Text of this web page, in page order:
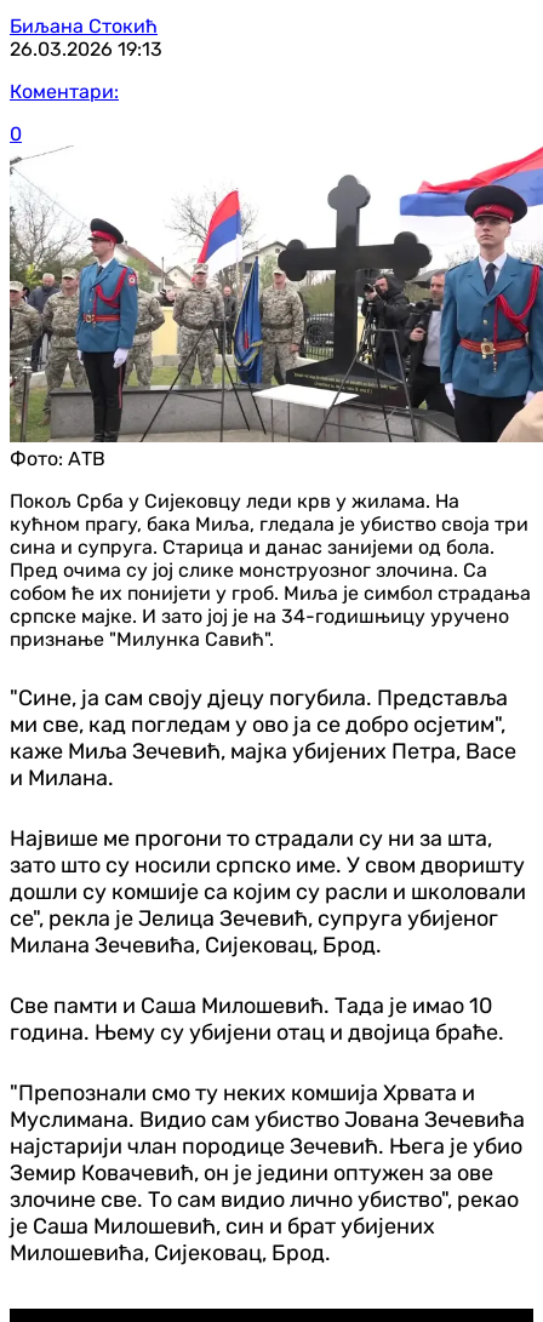
Биљана Стокић
26.03.2026 19:13
Коментари:
0
Фото: АТВ
Покољ Срба у Сијековцу леди крв у жилама. На
кућном прагу, бака Миља, гледала је убиство своја три
сина и супруга. Старица и данас занијеми од бола.
Пред очима су јој слике монструозног злочина. Са
собом ће их понијети у гроб. Миља је симбол страдања
српске мајке. И зато јој је на 34-годишњицу уручено
признање "Милунка Савић".
"Сине, ја сам своју дјецу погубила. Представља
ми све, кад погледам у ово ја се добро осјетим",
каже Миља Зечевић, мајка убијених Петра, Васе
и Милана.
Највише ме прогони то страдали су ни за шта,
зато што су носили српско име. У свом дворишту
дошли су комшије са којим су расли и школовали
се", рекла је Јелица Зечевић, супруга убијеног
Милана Зечевића, Сијековац, Брод.
Све памти и Саша Милошевић. Тада је имао 10
година. Њему су убијени отац и двојица браће.
"Препознали смо ту неких комшија Хрвата и
Муслимана. Видио сам убиство Јована Зечевића
најстарији члан породице Зечевић. Њега је убио
Земир Ковачевић, он је једини оптужен за ове
злочине све. То сам видио лично убиство", рекао
је Саша Милошевић, син и брат убијених
Милошевића, Сијековац, Брод.